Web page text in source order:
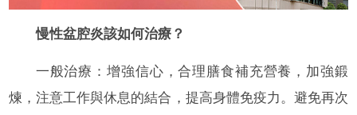
慢性盆腔炎該如何治療？
一般治療：增強信心，合理膳食補充營養，加強鍛
煉，注意工作與休息的結合，提高身體免疫力。避免再次